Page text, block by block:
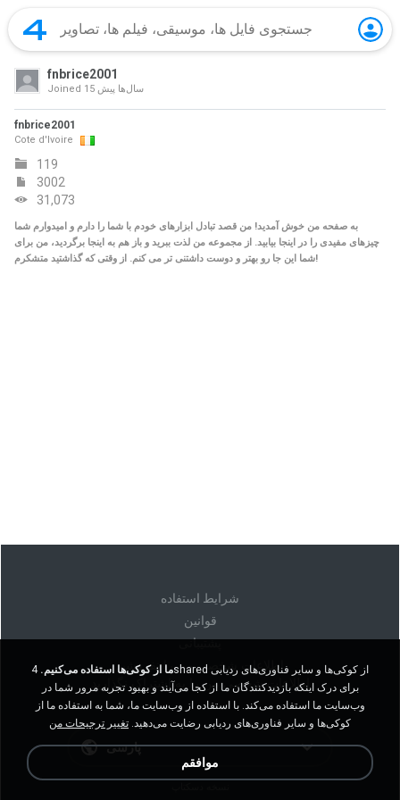
fnbrice2001
Joined 15 سال‌ها پیش
fnbrice2001
Cote d'Ivoire
119
3002
31,073
به صفحه من خوش آمدید! من قصد تبادل ابزارهای خودم با شما را دارم و امیدوارم شما
چیزهای مفیدی را در اینجا بیابید. از مجموعه من لذت ببرید و باز هم به اینجا برگردید، من برای
شما این جا رو بهتر و دوست داشتنی تر می کنم. از وقتی که گذاشتید متشکرم!
شرايط استفاده
قوانين
پشتیبانی
اطلاعات شخصی من را نفروشید
اطلاعات شخصی من را به اشتراک نگذارید
پارسی
ما از کوکی‌ها استفاده می‌کنیم. 4shared از کوکی‌ها و سایر فناوری‌های ردیابی
برای درک اینکه بازدیدکنندگان ما از کجا می‌آیند و بهبود تجربه مرور شما در
وب‌سایت ما استفاده می‌کند. با استفاده از وب‌سایت ما، شما به استفاده ما از
کوکی‌ها و سایر فناوری‌های ردیابی رضایت می‌دهید. تغییر ترجیحات من
موافقم